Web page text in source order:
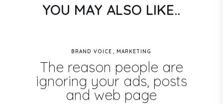
YOU MAY ALSO LIKE..
The reason people are
ignoring your ads, posts
and web page
BRAND VOICE MARKETING